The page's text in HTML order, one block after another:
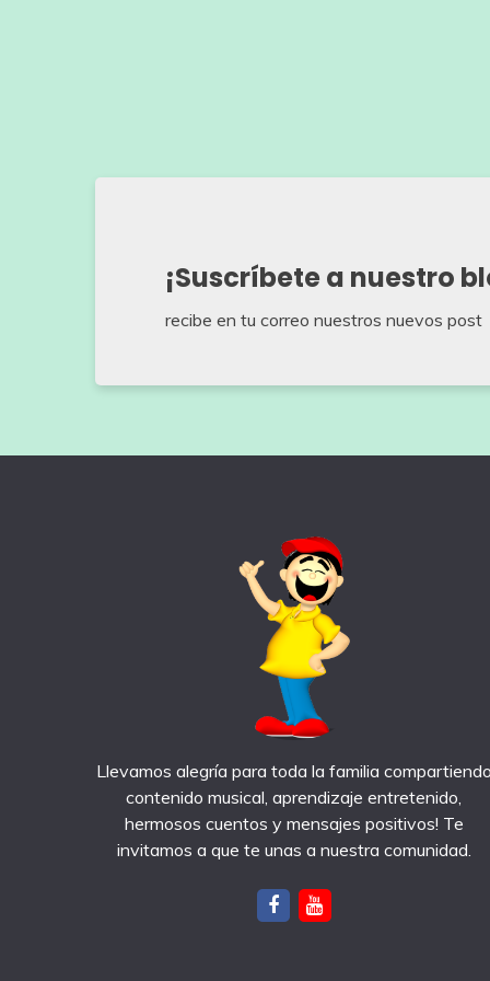
¡Suscríbete a nuestro
recibe en tu correo nuestros nuevos post
Llevamos alegría para toda la familia
contenido musical, aprendizaje entretenido,
hermosos cuentos y mensajes positivos! Te
invitamos a que te unas a nuestra comunidad.